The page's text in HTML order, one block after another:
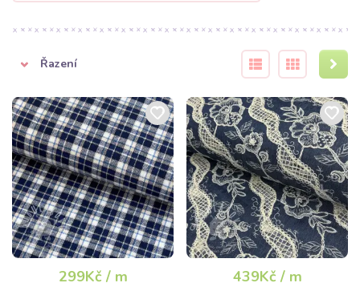
Řazení
299Kč / m 439Kč / m